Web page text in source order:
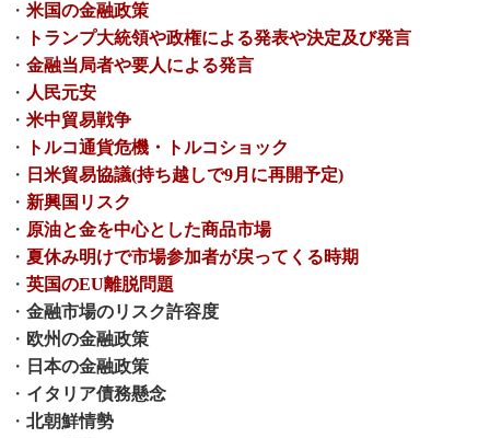
・ 米国の金融政策
・
トランプ大統領や政権による発表や決定及び発言
・ 金融当局者や要人による発言
・ 人民元安
・ 米中貿易戦争
・
トルコ通貨危機・トルコショック
・ 日米貿易協議(持ち越しで9月に再開予定)
・ 新興国リスク
・ 原油と金を中心とした商品市場
・ 夏休み明けで市場参加者が戻ってくる時期
・ 英国のEU離脱問題
・ 金融市場のリスク許容度
・ 欧州の金融政策
・ 日本の金融政策
・ イタリア債務懸念
・ 北朝鮮情勢